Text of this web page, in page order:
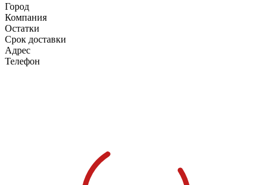
Город
Компания
Остатки
Срок доставки
Адрес
Телефон